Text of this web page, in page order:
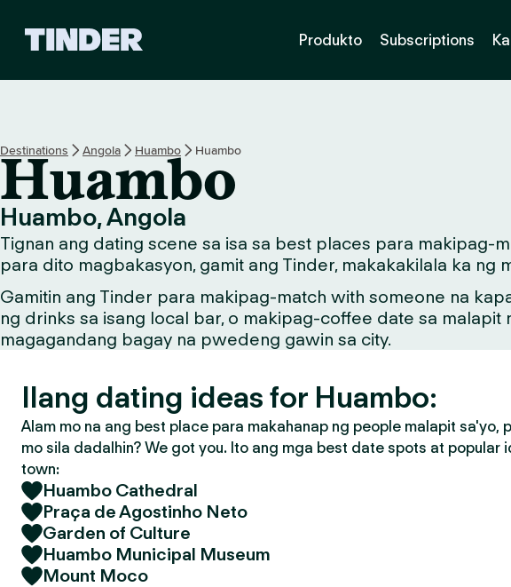
H
o
m
Produkto Subscriptions
Destinations Angola Huambo Huambo
Huambo
Huambo, Angola
Tignan ang dating scene sa isa sa best places para
para dito magbakasyon, gamit ang Tinder, makakakilala ka ng
Gamitin ang Tinder para makipag-match with someone na
ng drinks sa isang local bar, o makipag-coffee date sa
magagandang bagay na pwedeng gawin sa city.
Ilang dating ideas for Huambo:
Alam mo na ang best place para makahanap ng people malapit sa'yo,
mo sila dadalhin? We got you. Ito ang mga best date spots at popular
town:
Huambo Cathedral
Praça de Agostinho Neto
Garden of Culture
Huambo Municipal Museum
Mount Moco